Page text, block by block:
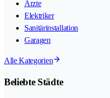
Ärzte
Elektriker
Sanitärinstallation
Garagen
Alle Kategorien
Beliebte Städte